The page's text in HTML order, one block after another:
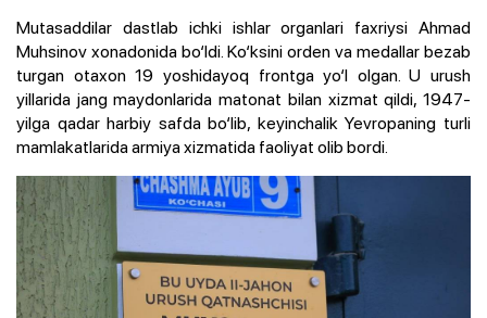
Mutasaddilar dastlab ichki ishlar organlari faxriysi Ahmad
Muhsinov xonadonida bo‘ldi. Ko‘ksini orden va medallar bezab
turgan otaxon 19 yoshidayoq frontga yo‘l olgan. U urush
yillarida jang maydonlarida matonat bilan xizmat qildi, 1947-
yilga qadar harbiy safda bo‘lib, keyinchalik Yevropaning turli
mamlakatlarida armiya xizmatida faoliyat olib bordi.